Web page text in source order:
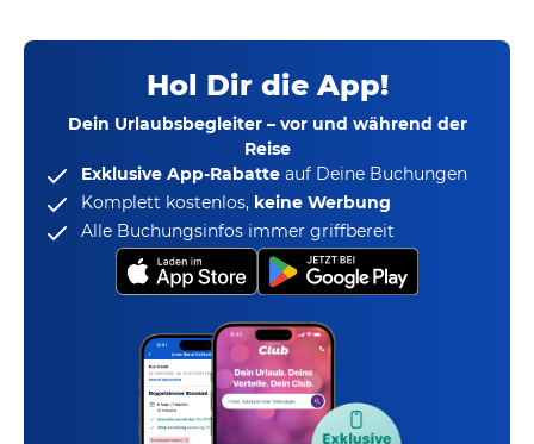
Hol Dir die App!
Dein Urlaubsbegleiter – vor und während der
Reise
Exklusive App-Rabatte auf Deine Buchungen
Komplett kostenlos, keine Werbung
Alle Buchungsinfos immer griffbereit